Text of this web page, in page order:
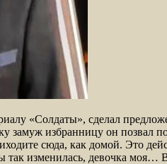
«Солдаты», сделал
замуж избранницу он
сюда, как домой. Это
так изменилась, девочка моя…